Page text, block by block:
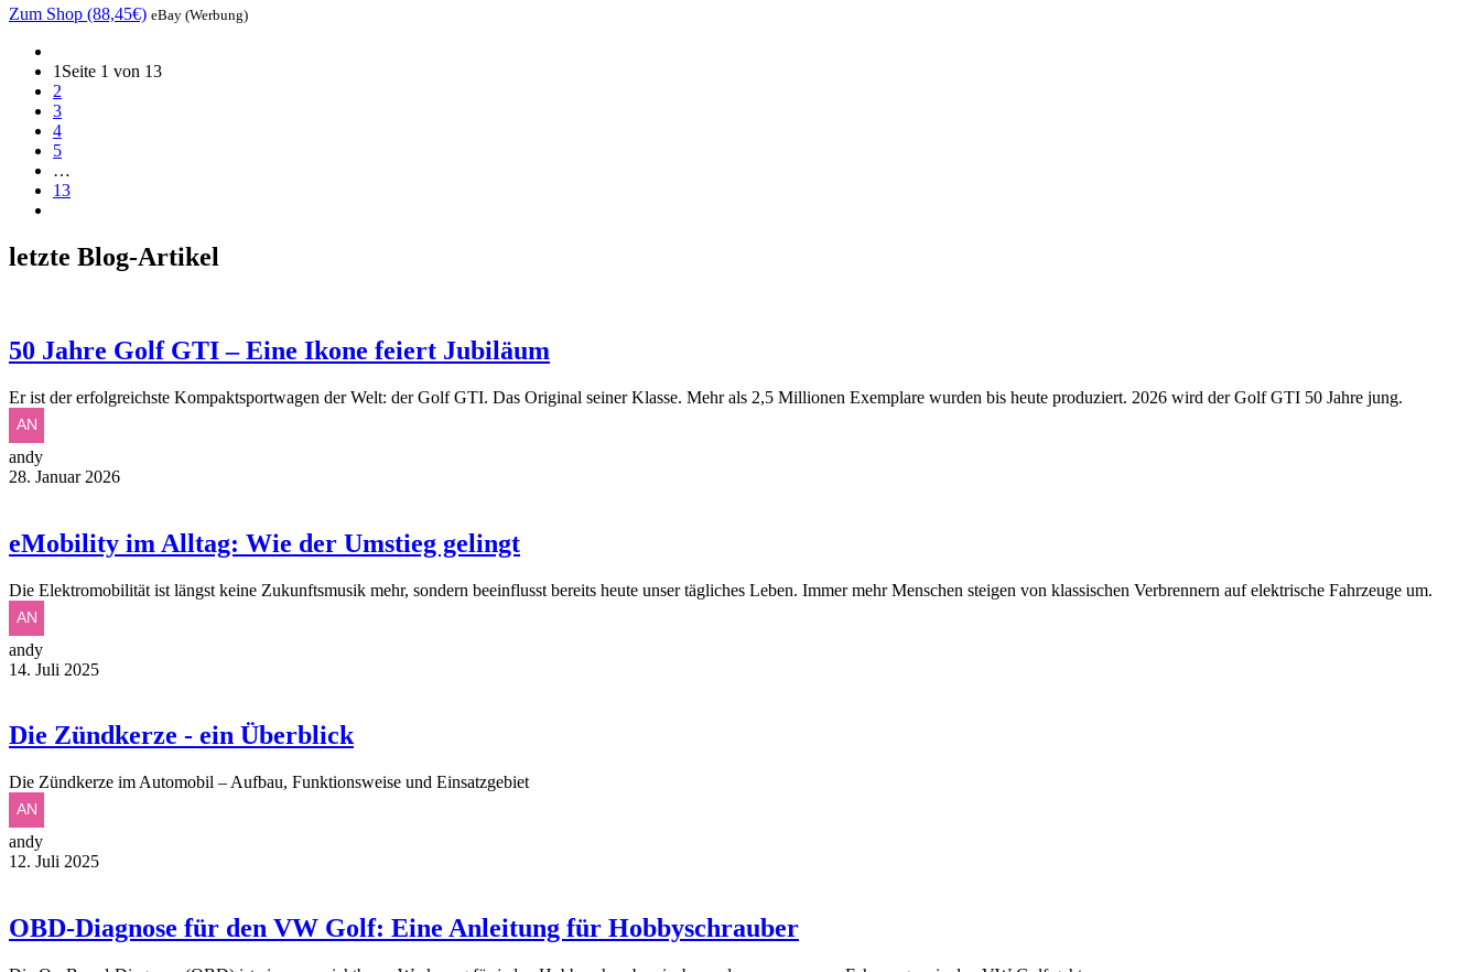
Zum Shop (88,45€) eBay (Werbung)
1 Seite 1 von 13
2
3
4
5
…
13
letzte Blog-Artikel
50 Jahre Golf GTI – Eine Ikone feiert Jubiläum
Er ist der erfolgreichste Kompaktsportwagen der Welt: der Golf GTI. Das Original seiner Klasse. Mehr als 2,5 Millionen Exemplare wurden bis heute produziert. 2026 wird der Golf GTI 50 Jahre jung.
andy
28. Januar 2026
eMobility im Alltag: Wie der Umstieg gelingt
Die Elektromobilität ist längst keine Zukunftsmusik mehr, sondern beeinflusst bereits heute unser tägliches Leben. Immer mehr Menschen steigen von klassischen Verbrennern auf elektrische Fahrzeuge um.
andy
14. Juli 2025
Die Zündkerze - ein Überblick
Die Zündkerze im Automobil – Aufbau, Funktionsweise und Einsatzgebiet
andy
12. Juli 2025
OBD-Diagnose für den VW Golf: Eine Anleitung für Hobbyschrauber